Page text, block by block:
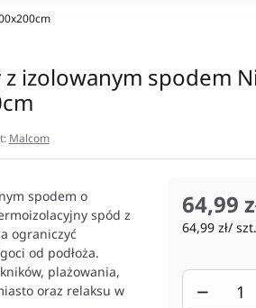
izolowanym spodem
Malcom
spodem o
spód z
ograniczyć
od podłoża.
plażowania,
oraz relaksu w
64,99
64,99 zł/ szt.
−